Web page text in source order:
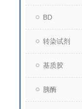
BD
转染试剂
基质胶
胰酶